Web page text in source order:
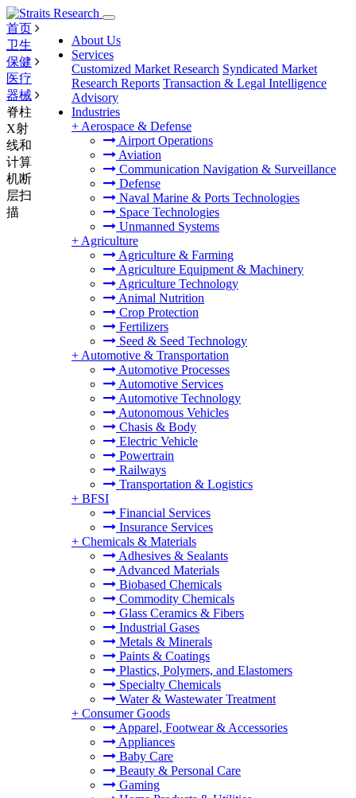
About Us
Services
Customized Market Research Syndicated Market
Research Reports Transaction & Legal Intelligence
Advisory
Industries
+ Aerospace & Defense
Airport Operations
Aviation
Communication Navigation & Surveillance
Defense
Naval Marine & Ports Technologies
Space Technologies
Unmanned Systems
+ Agriculture
Agriculture & Farming
Agriculture Equipment & Machinery
Agriculture Technology
Animal Nutrition
Crop Protection
Fertilizers
Seed & Seed Technology
+ Automotive & Transportation
Automotive Processes
Automotive Services
Automotive Technology
Autonomous Vehicles
Chasis & Body
Electric Vehicle
Powertrain
Railways
Transportation & Logistics
+ BFSI
Financial Services
Insurance Services
+ Chemicals & Materials
Adhesives & Sealants
Advanced Materials
Biobased Chemicals
Commodity Chemicals
Glass Ceramics & Fibers
Industrial Gases
Metals & Minerals
Paints & Coatings
Plastics, Polymers, and Elastomers
Specialty Chemicals
Water & Wastewater Treatment
+ Consumer Goods
Apparel, Footwear & Accessories
Appliances
Baby Care
Beauty & Personal Care
Gaming
首页
卫生
保健
医疗
器械
脊柱
X射
线和
计算
机断
层扫
描